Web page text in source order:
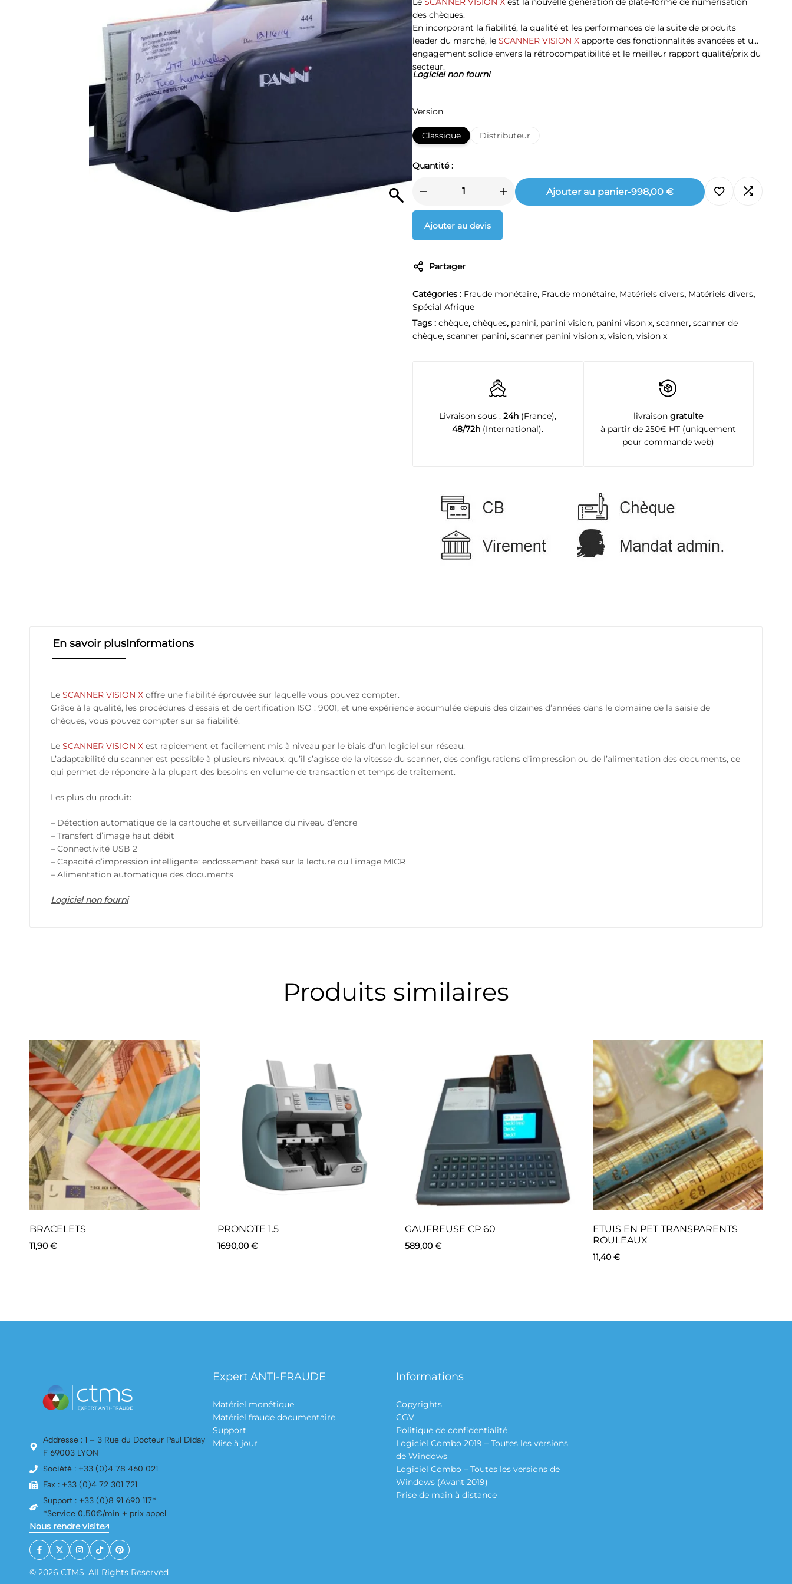
des chèques.
En incorporant la fiabilité, la qualité et les performances de la suite de produits
leader du marché, le SCANNER VISION X apporte des fonctionnalités avancées et un
engagement solide envers la rétrocompatibilité et le meilleur rapport qualité/prix du
secteur.
Logiciel non fourni
Version
Classique Distributeur
Quantité :
Ajouter au panier-998,00 €
Ajouter au devis
Partager
Catégories : Fraude monétaire, Fraude monétaire, Matériels divers, Matériels divers,
Spécial Afrique
Tags : chèque, chèques, panini, panini vision, panini vison x, scanner, scanner de
chèque, scanner panini, scanner panini vision x, vision, vision x
Livraison sous :24h (France),
48/72h (International).
livraisongratuite
à partir de 250€ HT (uniquement
pour commande web)
En savoir plusInformations
Le SCANNER VISION X offre une fiabilité éprouvée sur laquelle vous pouvez compter.
Grâce à la qualité, les procédures d’essais et de certification ISO : 9001, et une expérience accumulée depuis des dizaines d’années dans le domaine de la saisie de
chèques, vous pouvez compter sur sa fiabilité.
Le SCANNER VISION X est rapidement et facilement mis à niveau par le biais d’un logiciel sur réseau.
L’adaptabilité du scanner est possible à plusieurs niveaux, qu’il s’agisse de la vitesse du scanner, des configurations d’impression ou de l’alimentation des documents, ce
qui permet de répondre à la plupart des besoins en volume de transaction et temps de traitement.
Les plus du produit:
– Détection automatique de la cartouche et surveillance du niveau d’encre
– Transfert d’image haut débit
– Connectivité USB 2
– Capacité d’impression intelligente: endossement basé sur la lecture ou l’image MICR
– Alimentation automatique des documents
Logiciel non fourni
Produits similaires
BRACELETS
11,90 €
PRONOTE 1.5
1690,00 €
GAUFREUSE CP 60
589,00 €
ETUIS EN PET TRANSPARENTS
ROULEAUX
11,40 €
Addresse : 1 – 3 Rue du Docteur Paul Diday
F 69003 LYON
Société : +33 (0)4 78 460 021
Fax : +33 (0)4 72 301 721
Support : +33 (0)8 91 690 117*
*Service 0,50€/min + prix appel
Nous rendre visite
Expert ANTI-FRAUDE
Matériel monétique
Matériel fraude documentaire
Support
Mise à jour
Informations
Copyrights
CGV
Politique de confidentialité
Logiciel Combo 2019 – Toutes les versions
de Windows
Logiciel Combo – Toutes les versions de
Windows (Avant 2019)
Prise de main à distance
© 2026 CTMS. All Rights Reserved